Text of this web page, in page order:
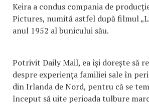
Keira a condus compania de
Pictures, numită astfel după filmul
anul 1952 al bunicului său.
Potrivit Daily Mail, ea își dorește să
despre experiența familiei sale în
din Irlanda de Nord, pentru că se
început să uite perioada tulbure